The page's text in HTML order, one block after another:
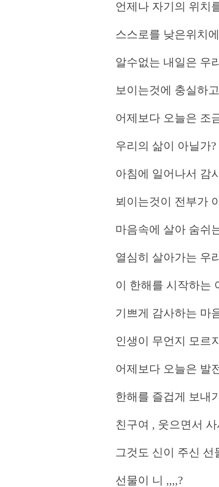
언제나 자기의 위치
스스로를 낮은위치
알수없는 내일은 우
보이는것에 충실하고
어제보다 오늘은 조
우리의 삶이 아닐가?
아침에 일어나서 감
뵈이는것이 전부가
마음속에 살아 숨쉬
열심히 살아가는 우
이 한해를 시작하는
기쁘게 감사하는 마
인생이 무언지 모르
어제보다 오늘은 발
한해를 즐겁게 보내
친구여 , 웃으면서
그것도 신이 주신 선
선물이 니 ,,,,?